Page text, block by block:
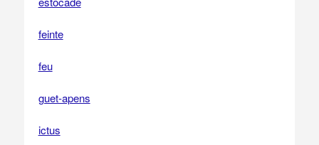
feinte
feu
guet-apens
ictus